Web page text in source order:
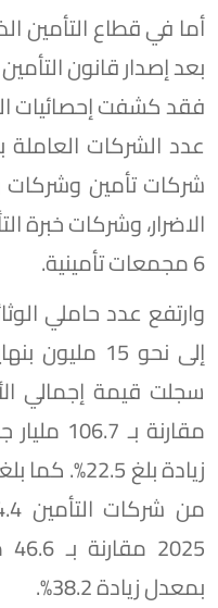
أما في قطاع التأمين
فقد كشفت إحصائيات
شركات تأمين وشركات
الاضرار، وشركات خبرة
6 مجمعات تأمينية.
زيادة بلغ
بمعدل زيادة 38.2%.